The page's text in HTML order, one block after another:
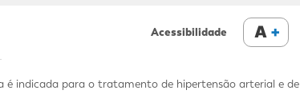
Acessibilidade A
indicada para o tratamento de hipertensão arterial e de